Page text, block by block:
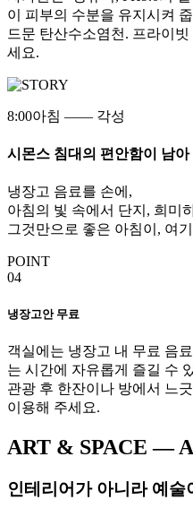
이 피부의 수분을 유지시켜
드문 탄산수소염천. 프라이
세요.
8:00아침 —— 각성
시몬스 침대의 편안함이 남아
냉장고 음료를 손에,
아침의 빛 속에서 단지, 희미
그것만으로 좋은 아침이, 여
POINT
04
냉장고안 무료
객실에는 냉장고 내 무료 음
는 시간에 자유롭게 즐길 수
관광 후 한잔이나 방에서 느
이용해 주세요.
ART & SPACE—
인테리어가 아니라 예술